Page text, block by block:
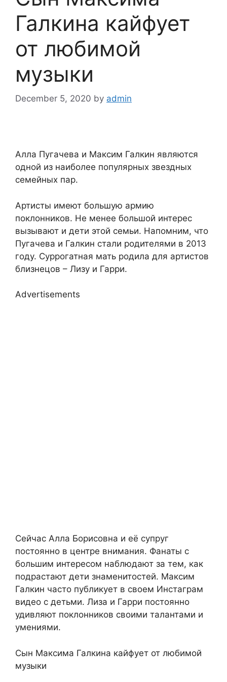
Галкина кайфует
от любимой
музыки
December 5, 2020 by admin
Алла Пугачева и Максим Галкин являются
одной из наиболее популярных звездных
семейных пар.
Артисты имеют большую армию
поклонников. Не менее большой интерес
вызывают и дети этой семьи. Напомним, что
Пугачева и Галкин стали родителями в 2013
году. Суррогатная мать родила для артистов
близнецов – Лизу и Гарри.
Advertisements
Сейчас Алла Борисовна и её супруг
постоянно в центре внимания. Фанаты с
большим интересом наблюдают за тем, как
подрастают дети знаменитостей. Максим
Галкин часто публикует в своем Инстаграм
видео с детьми. Лиза и Гарри постоянно
удивляют поклонников своими талантами и
умениями.
Сын Максима Галкина кайфует от любимой
музыки